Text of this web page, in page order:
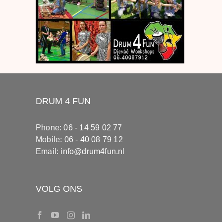
DRUM 4 FUN
Phone:06 - 14 59 02 77
Mobile: 06 - 40 08 79 12
Email: info@drum4fun.nl
VOLG ONS